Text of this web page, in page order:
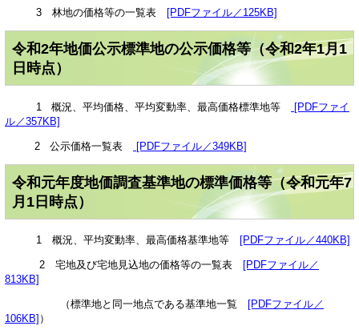
3 林地の価格等の一覧表 [PDFファイル／125KB]
令和2年地価公示標準地の公示価格等（令和2年1月1
日時点）
1 概況、平均価格、平均変動率、最高価格標準地等
[PDFファイ
ル／357KB]
2 公示価格一覧表 [PDFファイル／349KB]
令和元年度地価調査基準地の標準価格等（令和元年7
月1日時点）
1 概況、平均変動率、最高価格基準地等 [PDFファイル／440KB]
2 宅地及び宅地見込地の価格等の一覧表
[PDFファイル／
813KB]
（標準地と同一地点である基準地一覧
[PDFファイル／
106KB] ）